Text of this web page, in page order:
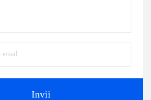
Invii